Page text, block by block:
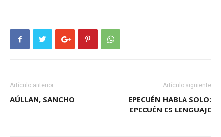
Artículo anterior
AÚLLAN, SANCHO
Artículo siguiente
EPECUÉN HABLA SOLO:
EPECUÉN ES LENGUAJE